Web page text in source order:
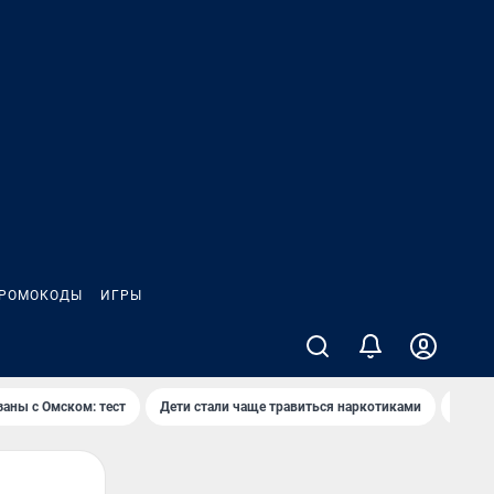
ИГРЫ
с Омском: тест Дети стали чаще травиться наркотиками